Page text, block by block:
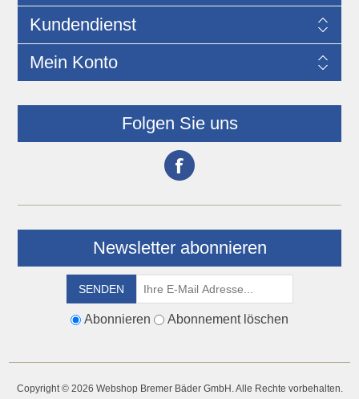
Kundendienst
Mein Konto
Folgen Sie uns
Newsletter abonnieren
Abonnieren Abonnement löschen
Copyright © 2026 Webshop Bremer Bäder GmbH. Alle Rechte vorbehalten.